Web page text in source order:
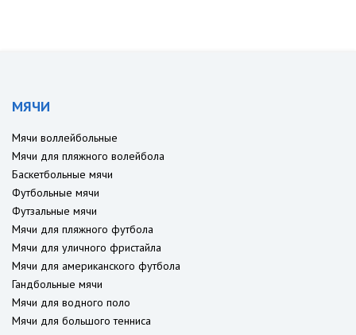
МЯЧИ
Мячи воллейбольные
Мячи для пляжного волейбола
Баскетбольные мячи
Футбольные мячи
Футзальные мячи
Мячи для пляжного футбола
Мячи для уличного фристайла
Мячи для американского футбола
Гандбольные мячи
Мячи для водного поло
Мячи для большого тенниса